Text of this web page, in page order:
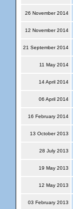
26 November 2014
12 November 2014
21 September 2014
11 May 2014
14 April 2014
06 April 2014
16 February 2014
13 October 2013
28 July 2013
19 May 2013
12 May 2013
03 February 2013